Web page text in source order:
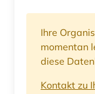
Ihre
momentan
diese
Kontakt zu